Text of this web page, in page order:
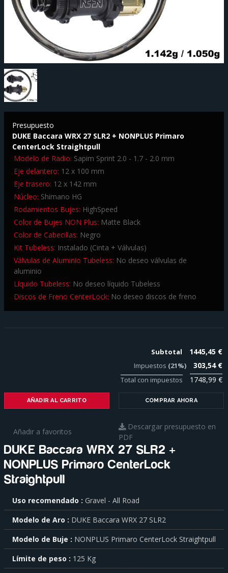
Presupuesto
DUKE Baccara WRX 27 SLR2 + NONPLUS Primaro
CenterLock Straightpull
Modelo de Radio: Sapim Sprint 2.0 - 1.7 - 2.0 mm
Eje delantero: 12 x 100 mm
Eje trasero: 12 x 142 mm
Núcleo: Shimano HG
Rodamientos Bujes: HighSpeed
Color de Bujes NON Plus: Matte Black
Color de Cabecillas: Negro
Kit Tubeless: Instalado (Cinta + Válvulas)
Válvulas de Aluminio Tubeless: No deseo válvulas de
aluminio
Líquido Tubeless: No deseo líquido Tubeless
Discos de Freno CenterLock: No deseo discos de freno
Subtotal 1445,45 €
Impuestos (21%) 303,54 €
Total con impuestos 1748,99 €
AÑADIR AL CARRITO COMPRAR AHORA
Añadir a favoritos
Descargar presupuesto en
PDF
DUKE Baccara WRX 27 SLR2 +
NONPLUS Primaro CenterLock
Straightpull
saber
más
sobre
cada
característica
haga
click
sobre
Uso recomendado
Gravel - All Road
Modelo de Aro
DUKE Baccara WRX 27 SLR2
Modelo de Buje
NONPLUS Primaro CenterLock Straightpull
Límite de peso
125 Kg